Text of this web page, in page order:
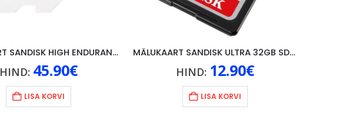
MÄLUKAART SANDISK HIGH ENDURANCE 64GB U3, V30
HIND: 45.90€
LISA KORVI
MÄLUKAART SANDISK ULTRA 32GB SDXC
HIND: 12.90€
LISA KORVI